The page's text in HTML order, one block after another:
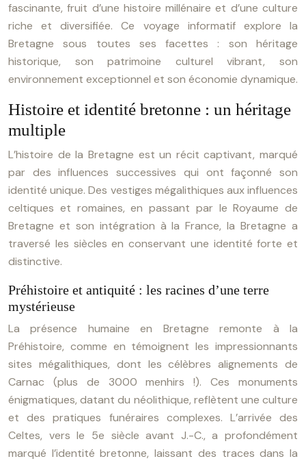
fascinante, fruit d’une histoire millénaire et d’une culture
riche et diversifiée. Ce voyage informatif explore la
Bretagne sous toutes ses facettes : son héritage
historique, son patrimoine culturel vibrant, son
environnement exceptionnel et son économie dynamique.
Histoire et identité bretonne : un héritage
multiple
L’histoire de la Bretagne est un récit captivant, marqué
par des influences successives qui ont façonné son
identité unique. Des vestiges mégalithiques aux influences
celtiques et romaines, en passant par le Royaume de
Bretagne et son intégration à la France, la Bretagne a
traversé les siècles en conservant une identité forte et
distinctive.
Préhistoire et antiquité : les racines d’une terre
mystérieuse
La présence humaine en Bretagne remonte à la
Préhistoire, comme en témoignent les impressionnants
sites mégalithiques, dont les célèbres alignements de
Carnac (plus de 3000 menhirs !). Ces monuments
énigmatiques, datant du néolithique, reflètent une culture
et des pratiques funéraires complexes. L’arrivée des
Celtes, vers le 5e siècle avant J.-C., a profondément
marqué l’identité bretonne, laissant des traces dans la